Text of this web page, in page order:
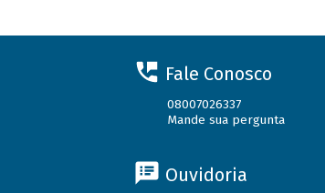
Fale Conosco
08007026337
Mande sua pergunta
Ouvidoria